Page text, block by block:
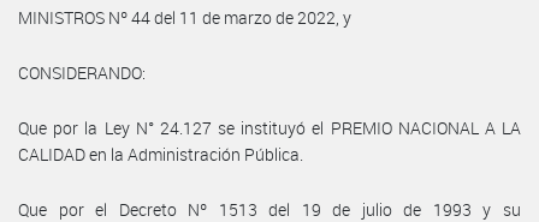
MINISTROS Nº 44 del 11 de marzo de 2022, y
CONSIDERANDO:
Que por la Ley N° 24.127 se instituyó el PREMIO NACIONAL A LA
CALIDAD en la Administración Pública.
Que por el Decreto Nº 1513 del 19 de julio de 1993 y su